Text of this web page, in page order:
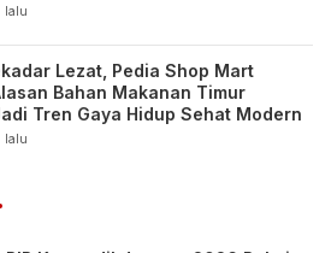
lalu
Lezat, Pedia Shop Mart
Bahan Makanan Timur
Tren Gaya Hidup Sehat Modern
lalu